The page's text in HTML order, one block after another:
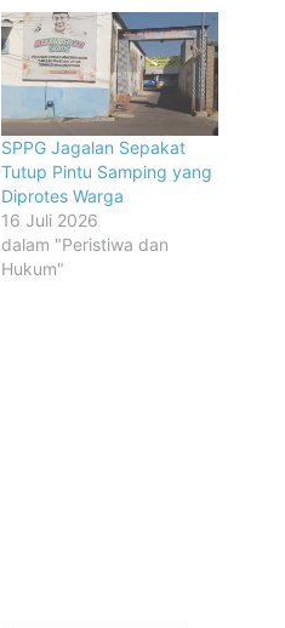
SPPG Jagalan Sepakat
Tutup Pintu Samping yang
Diprotes Warga
16 Juli 2026
dalam "Peristiwa dan
Hukum"